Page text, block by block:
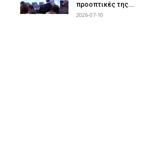
προοπτικές της...
2026-07-10